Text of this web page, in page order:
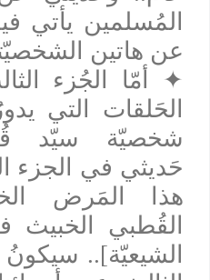
المُسلمين يأتي
عن هاتين
✦أمّا الجُزء
الحَلقات التي
شخصيّة سيّد
حَديثي في الجزء
هذا المَرض
القُطبي الخبيث
الشيعيّة]..